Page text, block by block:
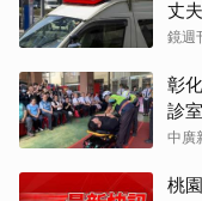
丈
鏡週
彰
診
中廣
桃